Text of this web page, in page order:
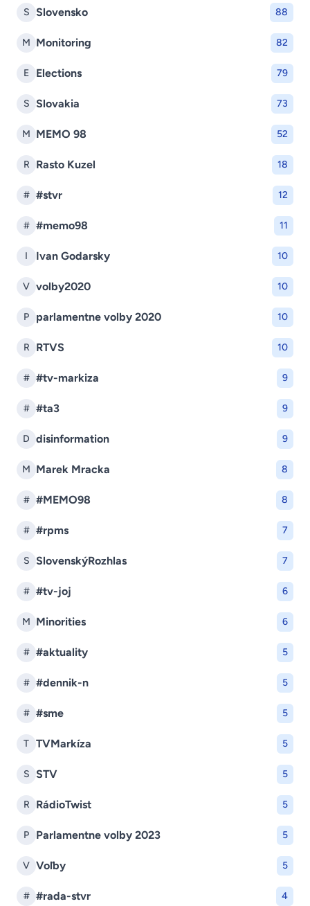
S Slovensko 88
M Monitoring 82
E Elections 79
S Slovakia 73
M MEMO 98 52
R Rasto Kuzel 18
# #stvr 12
# #memo98 11
I Ivan Godarsky 10
V volby2020 10
P parlamentne volby 2020 10
R RTVS 10
# #tv-markiza 9
# #ta3 9
D disinformation 9
M Marek Mracka 8
# #MEMO98 8
# #rpms 7
S SlovenskýRozhlas 7
# #tv-joj 6
M Minorities 6
# #aktuality 5
# #dennik-n 5
# #sme 5
T TVMarkíza 5
S STV 5
R RádioTwist 5
P Parlamentne volby 2023 5
V Voľby 5
# #rada-stvr 4